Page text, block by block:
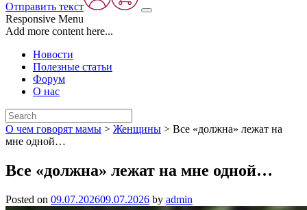
Отправить текст
Responsive Menu
Add more content here...
Новости
Полезные статьи
Форум
О нас
О чем говорят мамы > Женщины > Все «должна» лежат на
мне одной…
Все «должна» лежат на мне одной…
Posted on 09.07.202609.07.2026 by admin